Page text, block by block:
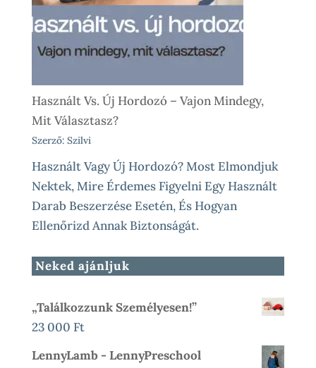
Használt Vs. Új Hordozó – Vajon Mindegy,
Mit Választasz?
Szerző: Szilvi
Használt Vagy Új Hordozó? Most Elmondjuk
Nektek, Mire Érdemes Figyelni Egy Használt
Darab Beszerzése Esetén, És Hogyan
Ellenőrizd Annak Biztonságát.
Neked ajánljuk
„Találkozzunk Személyesen!”
23 000 Ft
LennyLamb - LennyPreschool